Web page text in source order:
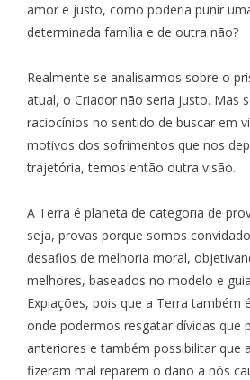
amor e justo, como poderia punir
determinada família e de outra não?
Realmente se analisarmos sobre o
atual, o Criador não seria justo. Mas
raciocínios no sentido de buscar em
motivos dos sofrimentos que nos
trajetória, temos então outra visão.
A Terra é planeta de categoria de
seja, provas porque somos
desafios de melhoria moral,
melhores, baseados no modelo e
Expiações, pois que a Terra também
onde podermos resgatar dívidas que
anteriores e também possibilitar que
fizeram mal reparem o dano a nós